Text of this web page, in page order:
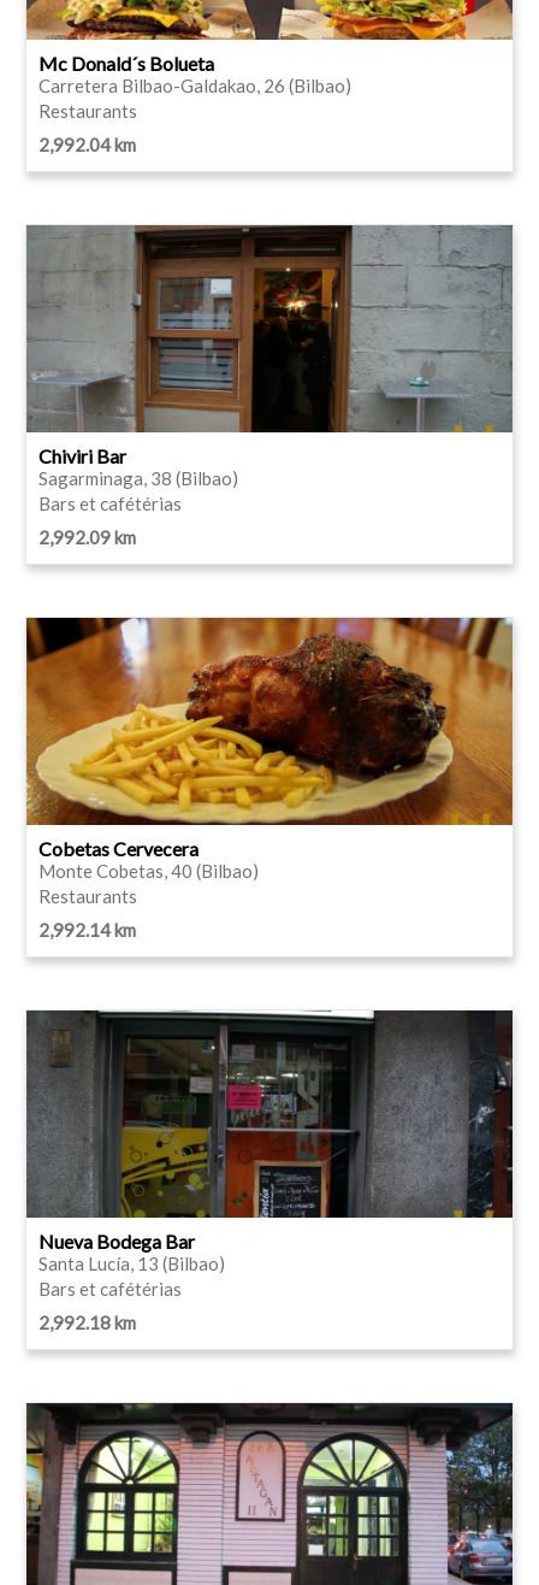
Mc Donald´s Bolueta
Carretera Bilbao-Galdakao, 26 (Bilbao)
Restaurants
2,992.04 km
Chiviri Bar
Sagarminaga, 38 (Bilbao)
Bars et cafétérias
2,992.09 km
Cobetas Cervecera
Monte Cobetas, 40 (Bilbao)
Restaurants
2,992.14 km
Nueva Bodega Bar
Santa Lucía, 13 (Bilbao)
Bars et cafétérias
2,992.18 km